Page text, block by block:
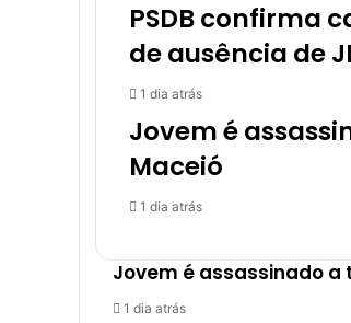
PSDB confirma
de ausência de
1 dia atrás
Jovem é
Maceió
1 dia atrás
Jovem é assassinado a
1 dia atrás